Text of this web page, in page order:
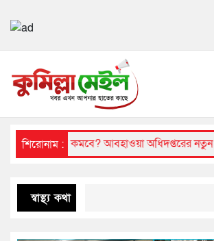
শিরোনাম :
কবে কমবে? আবহাওয়া অধিদপ্তরের নতুন পূর্বাভাস
স্বাস্থ্য কথা